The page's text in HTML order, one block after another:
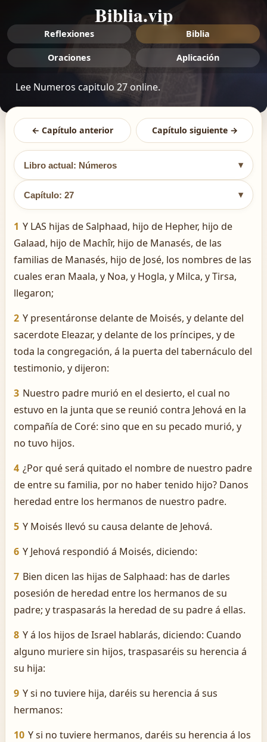
Biblia.vip
Reflexiones Biblia
Oraciones Aplicación
Lee Numeros capitulo 27 online.
← Capítulo anterior Capítulo siguiente →
Libro actual: Números ▾
Capítulo: 27 ▾
1 Y LAS hijas de Salphaad, hijo de Hepher, hijo de
Galaad, hijo de Machîr, hijo de Manasés, de las
familias de Manasés, hijo de José, los nombres de las
cuales eran Maala, y Noa, y Hogla, y Milca, y Tirsa,
llegaron;
2 Y presentáronse delante de Moisés, y delante del
sacerdote Eleazar, y delante de los príncipes, y de
toda la congregación, á la puerta del tabernáculo del
testimonio, y dijeron:
3 Nuestro padre murió en el desierto, el cual no
estuvo en la junta que se reunió contra Jehová en la
compañía de Coré: sino que en su pecado murió, y
no tuvo hijos.
4 ¿Por qué será quitado el nombre de nuestro padre
de entre su familia, por no haber tenido hijo? Danos
heredad entre los hermanos de nuestro padre.
5 Y Moisés llevó su causa delante de Jehová.
6 Y Jehová respondió á Moisés, diciendo:
7 Bien dicen las hijas de Salphaad: has de darles
posesión de heredad entre los hermanos de su
padre; y traspasarás la heredad de su padre á ellas.
8 Y á los hijos de Israel hablarás, diciendo: Cuando
alguno muriere sin hijos, traspasaréis su herencia á
su hija:
9 Y si no tuviere hija, daréis su herencia á sus
hermanos:
10 Y si no tuviere hermanos, daréis su herencia á los